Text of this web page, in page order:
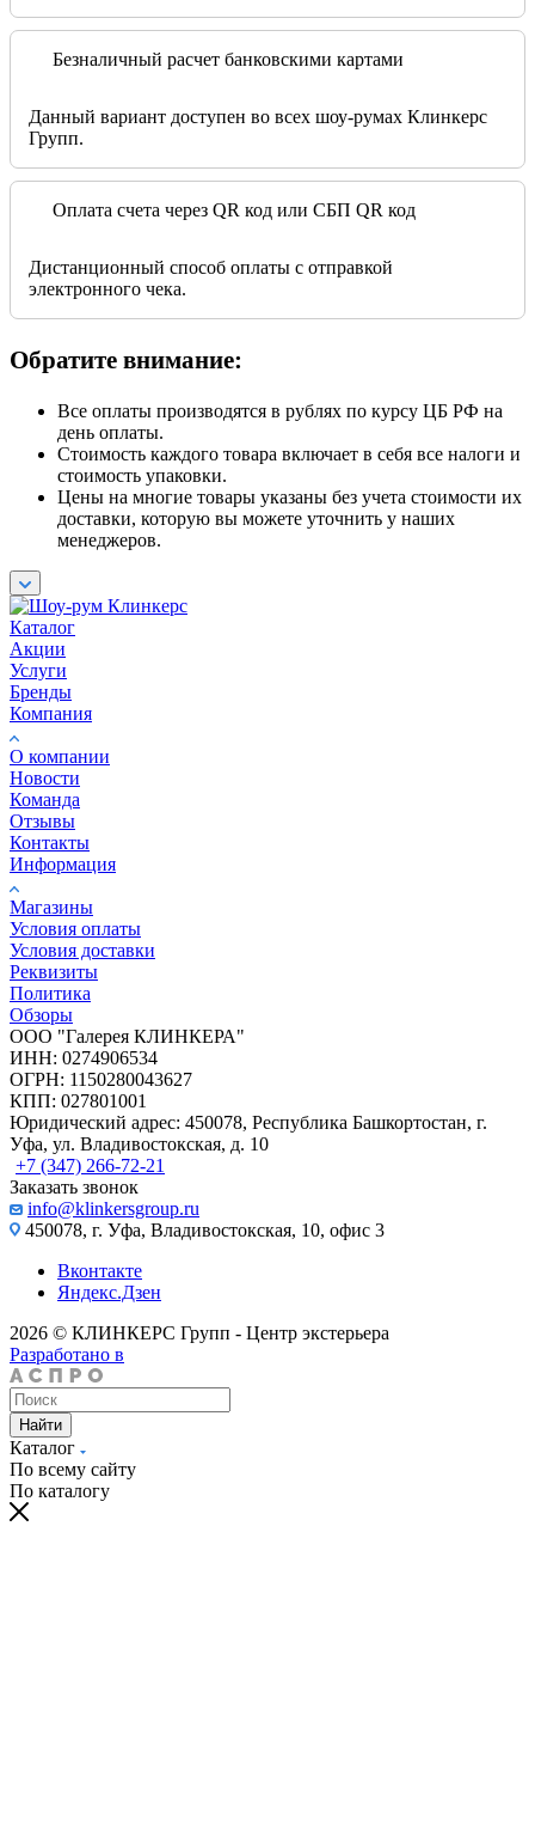
Безналичный расчет банковскими картами
Данный вариант доступен во всех шоу-румах Клинкерс
Групп.
Оплата счета через QR код или СБП QR код
Дистанционный способ оплаты с отправкой
электронного чека.
Обратите внимание:
Все оплаты производятся в рублях по курсу ЦБ РФ на
день оплаты.
Стоимость каждого товара включает в себя все налоги и
стоимость упаковки.
Цены на многие товары указаны без учета стоимости их
доставки, которую вы можете уточнить у наших
менеджеров.
Каталог
Акции
Услуги
Бренды
Компания
О компании
Новости
Команда
Отзывы
Контакты
Информация
Магазины
Условия оплаты
Условия доставки
Реквизиты
Политика
Обзоры
ООО "Галерея КЛИНКЕРА"
ИНН: 0274906534
ОГРН: 1150280043627
КПП: 027801001
Юридический адрес: 450078, Республика Башкортостан, г.
Уфа, ул. Владивостокская, д. 10
+7 (347) 266-72-21
Заказать звонок
info@klinkersgroup.ru
450078, г. Уфа, Владивостокская, 10, офис 3
Вконтакте
Яндекс.Дзен
2026 © КЛИНКЕРС Групп - Центр экстерьера
Разработано в
Найти
Каталог
По всему сайту
По каталогу